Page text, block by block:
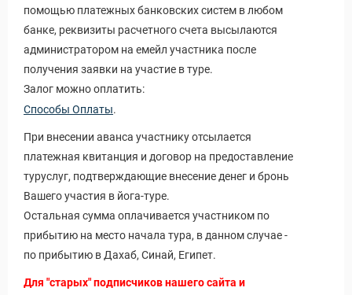
помощью платежных банковских систем в любом
банке, реквизиты расчетного счета высылаются
администратором на емейл участника после
получения заявки на участие в туре.
Залог можно оплатить:
Способы Оплаты.
При внесении аванса участнику отсылается
платежная квитанция и договор на предоставление
туруслуг, подтверждающие внесение денег и бронь
Вашего участия в йога-туре.
Остальная сумма оплачивается участником по
прибытию на место начала тура, в данном случае -
по прибытию в Дахаб, Синай, Египет.
Для "старых" подписчиков нашего сайта и